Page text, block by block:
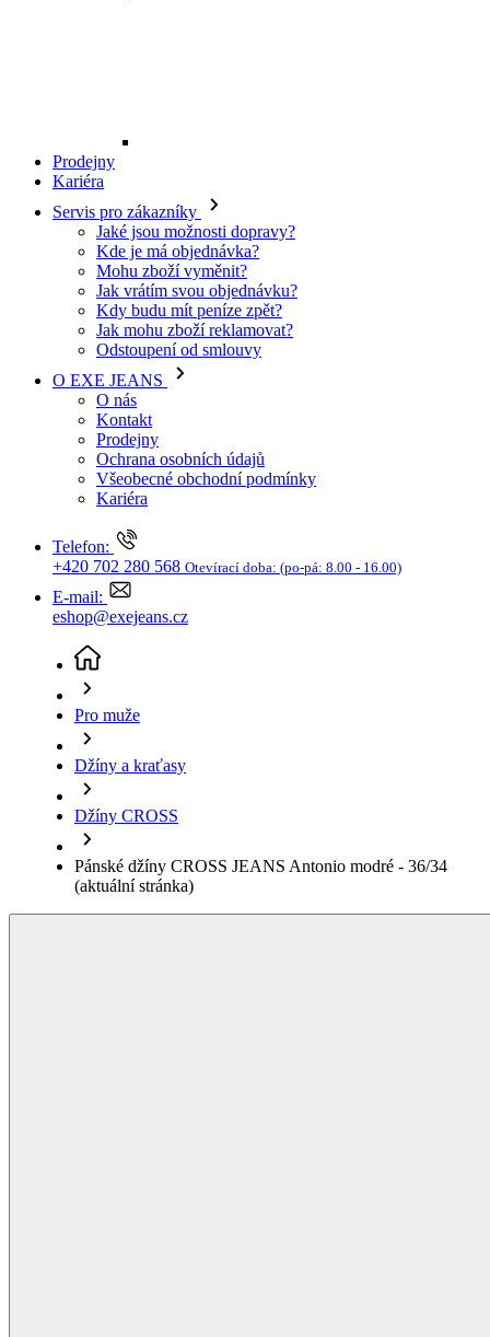
Mohu zboží vyměnit?
Jak vrátím svou objednávku?
Kdy budu mít peníze zpět?
Jak mohu zboží reklamovat?
Odstoupení od smlouvy
O EXE JEANS
O nás
Kontakt
Prodejny
Ochrana osobních údajů
Všeobecné obchodní podmínky
Kariéra
Telefon:
+420 702 280 568
E-mail:
eshop@exejeans.cz
Pro muže
Džíny CROSS
Pánské džíny CROSS JEANS Antonio modré - 36/34
(aktuální stránka)